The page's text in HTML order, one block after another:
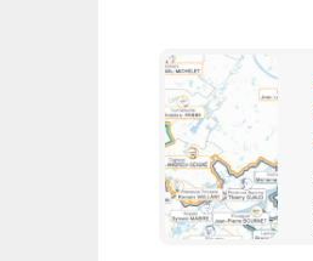
l
a
p
é